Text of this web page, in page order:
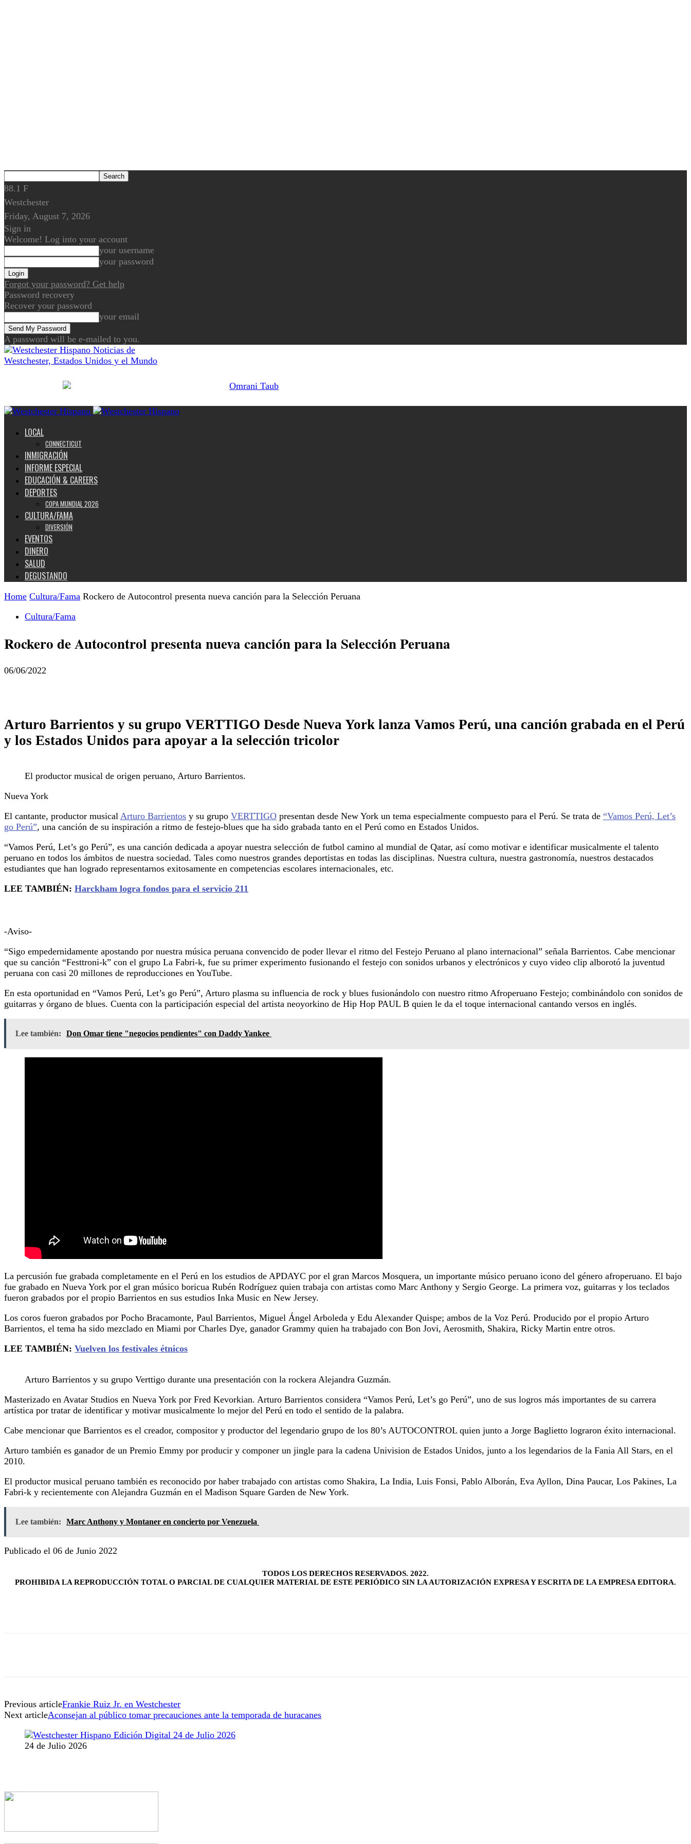
88.1 F
Westchester
Friday, August 7, 2026
Sign in
Welcome! Log into your account
your username
your password
Forgot your password? Get help
Password recovery
Recover your password
your email
A password will be e-mailed to you.
Noticias de
Westchester, Estados Unidos y el Mundo
LOCAL
CONNECTICUT
INMIGRACIÓN
INFORME ESPECIAL
EDUCACIÓN & CAREERS
DEPORTES
COPA MUNDIAL 2026
CULTURA/FAMA
DIVERSIÓN
EVENTOS
DINERO
SALUD
DEGUSTANDO
Home Cultura/Fama Rockero de Autocontrol presenta nueva canción para la Selección Peruana
Cultura/Fama
Rockero de Autocontrol presenta nueva canción para la Selección Peruana
06/06/2022
Arturo Barrientos y su grupo VERTTIGO Desde Nueva York lanza Vamos Perú, una canción grabada en el Perú
y los Estados Unidos para apoyar a la selección tricolor
El productor musical de origen peruano, Arturo Barrientos.
Nueva York
El cantante, productor musical Arturo Barrientos y su grupo VERTTIGO presentan desde New York un tema especialmente compuesto para el Perú. Se trata de “Vamos Perú, Let’s
go Perú”, una canción de su inspiración a ritmo de festejo-blues que ha sido grabada tanto en el Perú como en Estados Unidos.
“Vamos Perú, Let’s go Perú”, es una canción dedicada a apoyar nuestra selección de futbol camino al mundial de Qatar, así como motivar e identificar musicalmente el talento
peruano en todos los ámbitos de nuestra sociedad. Tales como nuestros grandes deportistas en todas las disciplinas. Nuestra cultura, nuestra gastronomía, nuestros destacados
estudiantes que han logrado representarnos exitosamente en competencias escolares internacionales, etc.
LEE TAMBIÉN: Harckham logra fondos para el servicio 211
-Aviso-
“Sigo empedernidamente apostando por nuestra música peruana convencido de poder llevar el ritmo del Festejo Peruano al plano internacional” señala Barrientos. Cabe mencionar
que su canción “Festtroni-k” con el grupo La Fabri-k, fue su primer experimento fusionando el festejo con sonidos urbanos y electrónicos y cuyo video clip alborotó la juventud
peruana con casi 20 millones de reproducciones en YouTube.
En esta oportunidad en “Vamos Perú, Let’s go Perú”, Arturo plasma su influencia de rock y blues fusionándolo con nuestro ritmo Afroperuano Festejo; combinándolo con sonidos de
guitarras y órgano de blues. Cuenta con la participación especial del artista neoyorkino de Hip Hop PAUL B quien le da el toque internacional cantando versos en inglés.
Lee también: Don Omar tiene "negocios pendientes" con Daddy Yankee
La percusión fue grabada completamente en el Perú en los estudios de APDAYC por el gran Marcos Mosquera, un importante músico peruano icono del género afroperuano. El bajo
fue grabado en Nueva York por el gran músico boricua Rubén Rodríguez quien trabaja con artistas como Marc Anthony y Sergio George. La primera voz, guitarras y los teclados
fueron grabados por el propio Barrientos en sus estudios Inka Music en New Jersey.
Los coros fueron grabados por Pocho Bracamonte, Paul Barrientos, Miguel Ángel Arboleda y Edu Alexander Quispe; ambos de la Voz Perú. Producido por el propio Arturo
Barrientos, el tema ha sido mezclado en Miami por Charles Dye, ganador Grammy quien ha trabajado con Bon Jovi, Aerosmith, Shakira, Ricky Martin entre otros.
LEE TAMBIÉN: Vuelven los festivales étnicos
Arturo Barrientos y su grupo Verttigo durante una presentación con la rockera Alejandra Guzmán.
Masterizado en Avatar Studios en Nueva York por Fred Kevorkian. Arturo Barrientos considera “Vamos Perú, Let’s go Perú”, uno de sus logros más importantes de su carrera
artística por tratar de identificar y motivar musicalmente lo mejor del Perú en todo el sentido de la palabra.
Cabe mencionar que Barrientos es el creador, compositor y productor del legendario grupo de los 80’s AUTOCONTROL quien junto a Jorge Baglietto lograron éxito internacional.
Arturo también es ganador de un Premio Emmy por producir y componer un jingle para la cadena Univision de Estados Unidos, junto a los legendarios de la Fania All Stars, en el
2010.
El productor musical peruano también es reconocido por haber trabajado con artistas como Shakira, La India, Luis Fonsi, Pablo Alborán, Eva Ayllon, Dina Paucar, Los Pakines, La
Fabri-k y recientemente con Alejandra Guzmán en el Madison Square Garden de New York.
Lee también: Marc Anthony y Montaner en concierto por Venezuela
Publicado el 06 de Junio 2022
TODOS LOS DERECHOS RESERVADOS. 2022.
PROHIBIDA LA REPRODUCCIÓN TOTAL O PARCIAL DE CUALQUIER MATERIAL DE ESTE PERIÓDICO SIN LA AUTORIZACIÓN EXPRESA Y ESCRITA DE LA EMPRESA EDITORA.
Previous articleFrankie Ruiz Jr. en Westchester
Next articleAconsejan al público tomar precauciones ante la temporada de huracanes
24 de Julio 2026